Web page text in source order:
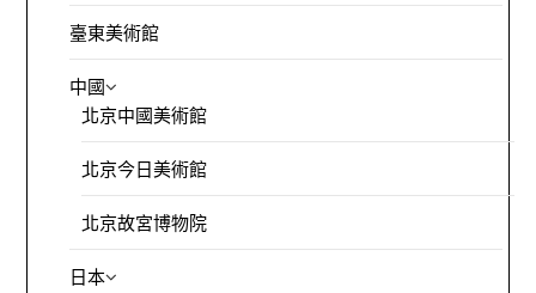
臺東美術館
中國
北京中國美術館
北京今日美術館
北京故宮博物院
日本